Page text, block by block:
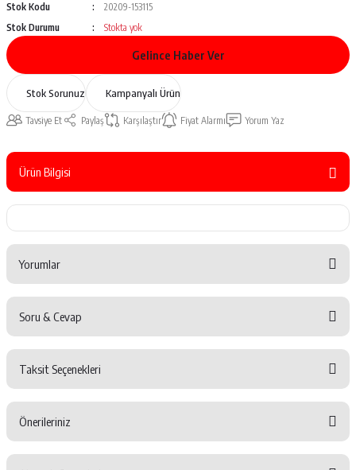
Stok Kodu
20209-153115
Stok Durumu
Stokta yok
Gelince Haber Ver
Stok Sorunuz Kampanyalı Ürün
Tavsiye Et Paylaş Karşılaştır Fiyat Alarmı Yorum Yaz
Ürün Bilgisi
Yorumlar
Yorum Yaz
Soru & Cevap
Soru Sor
Taksit Seçenekleri
Önerileriniz